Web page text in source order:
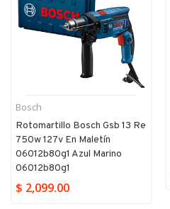
Bosch
Rotomartillo Bosch Gsb 13 Re
750w 127v En Maletín
06012b80g1 Azul Marino
06012b80g1
$ 2,099.00